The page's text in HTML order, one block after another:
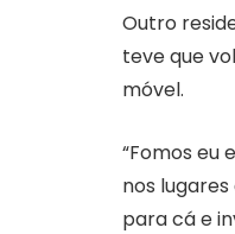
Outro
teve que
móvel.
“Fomos eu
nos
para cá e